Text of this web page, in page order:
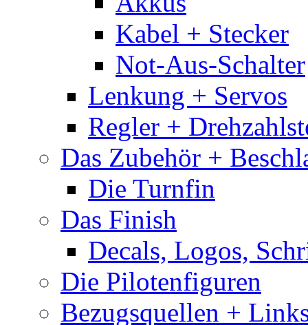
Kabel + Stecker
Not-Aus-Schalter
Lenkung + Servos
Regler +
Das Zubehör +
Die Turnfin
Das Finish
Decals, Logos,
Die Pilotenfiguren
Bezugsquellen +